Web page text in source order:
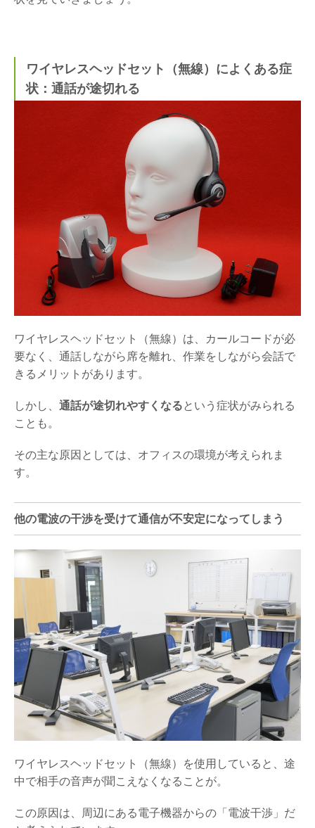
ワイヤレスヘッドセット（無線）によくある症
状：通話が途切れる
ワイヤレスヘッドセット（無線）は、カールコードが必
要なく、通話しながら席を離れ、作業をしながら会話で
きるメリットがあります。
しかし、 通話が途切れやすくなるという症状がみられる
ことも。
その主な原因としては、オフィスの環境が考えられま
す。
他の電波の干渉を受けて通信が不安定になってしまう
ワイヤレスヘッドセット（無線）を使用していると、途
中で相手の音声が聞こえなくなることが。
この原因は、周辺にある電子機器からの「電波干渉」だ